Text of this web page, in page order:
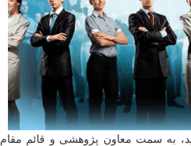
به سمت معاون پژوهشی و قائم مقام